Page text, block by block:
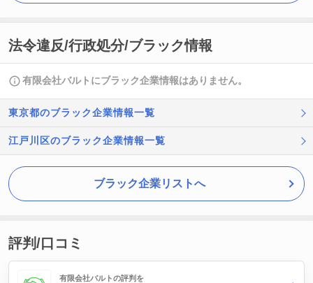
法令違反/行政処分/ブラック情報
有限会社バルトにブラック企業情報はありません。
東京都のブラック企業情報一覧
江戸川区のブラック企業情報一覧
ブラック企業リストへ
評判/口コミ
有限会社バルトの評判を